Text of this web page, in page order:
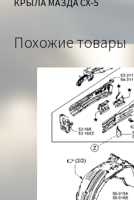
КРЫЛА МАЗДА СХ-5
Похожие товары